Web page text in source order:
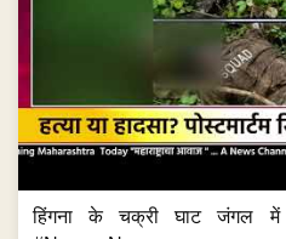
हिंगना के चक्री घाट जंगल